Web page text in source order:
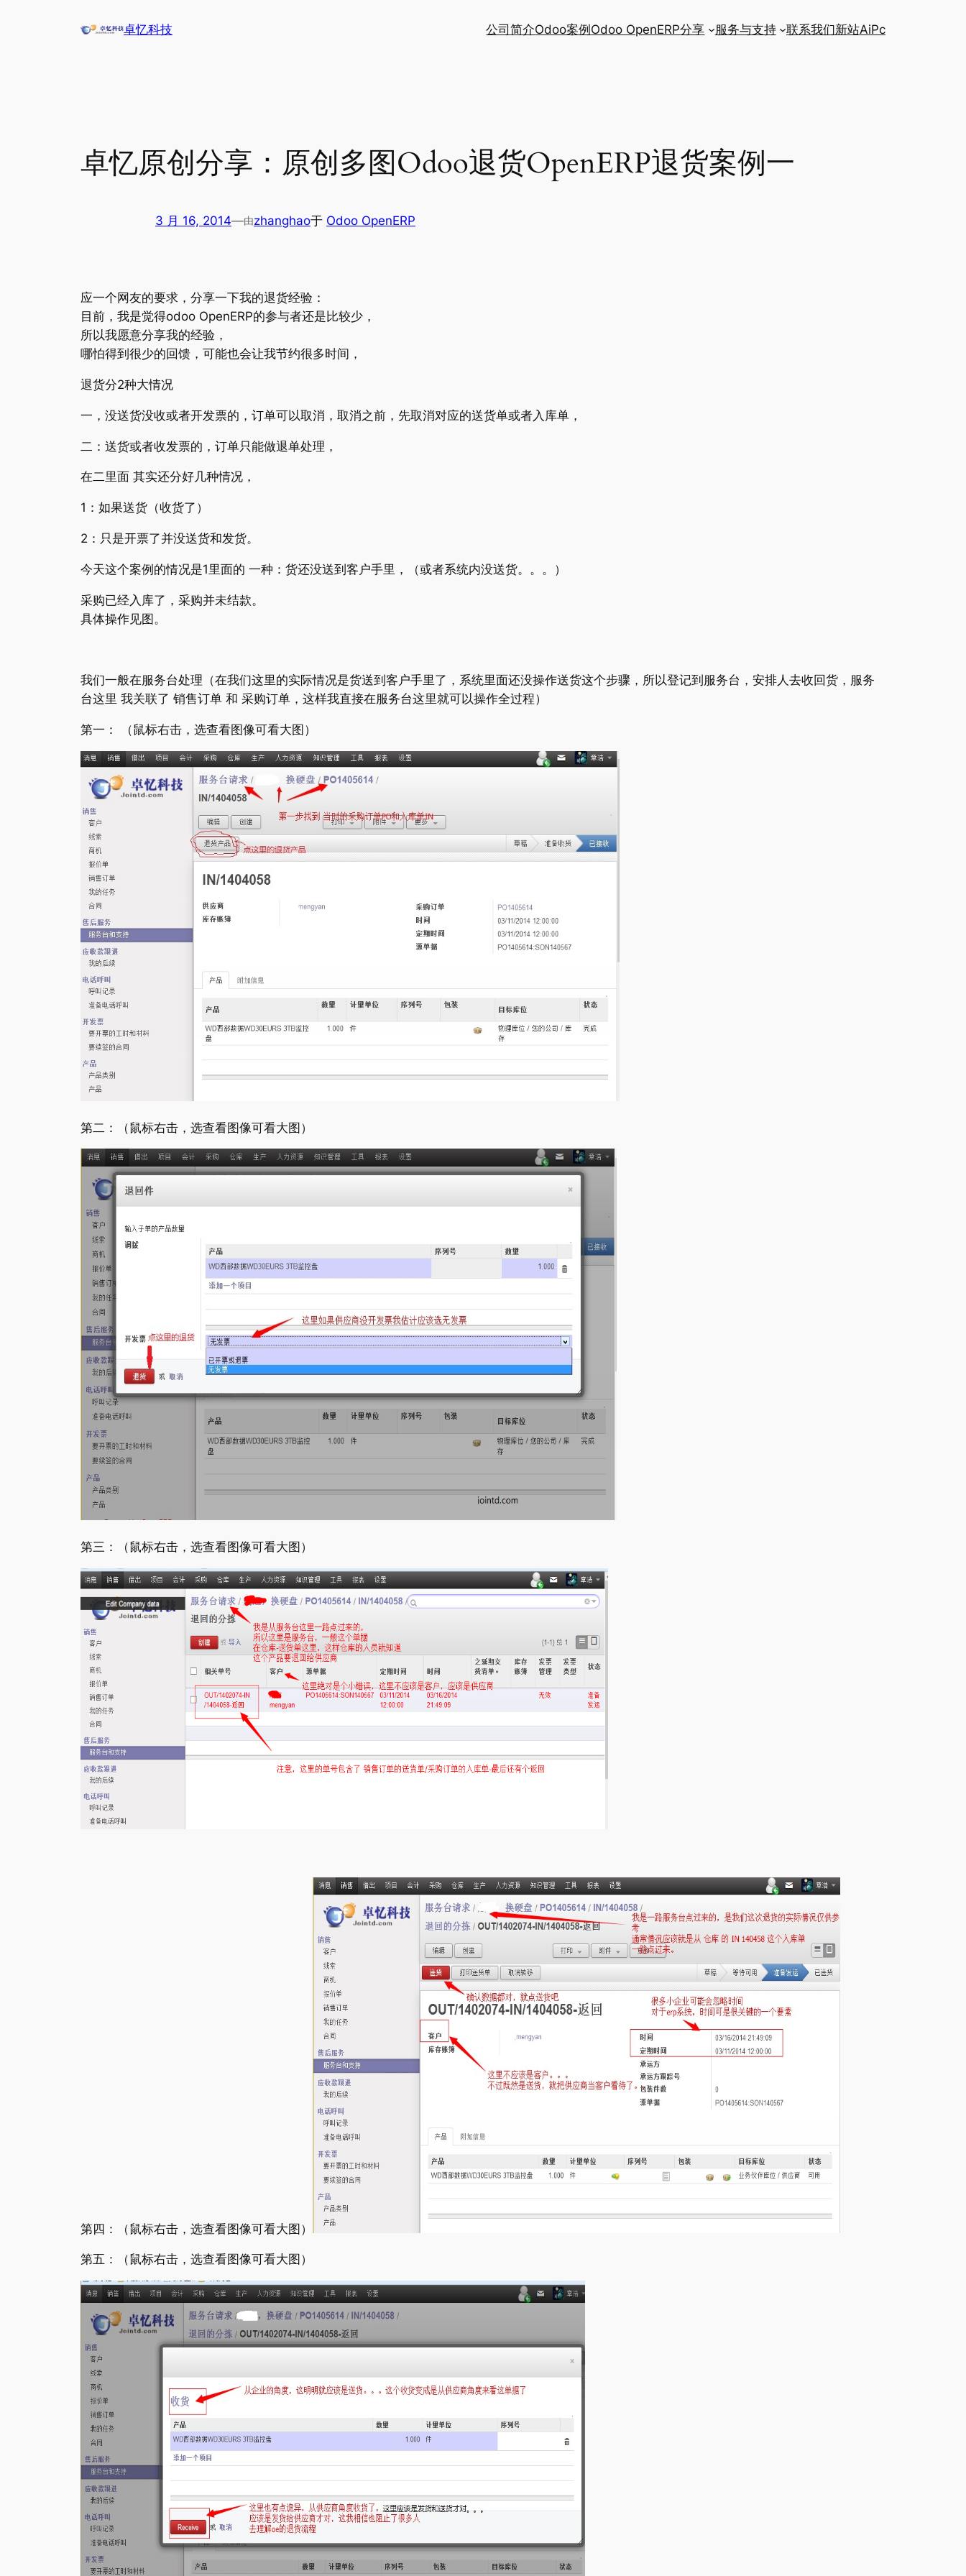
卓忆科技 公司简介Odoo案例 Odoo OpenERP分享 服务与支持 联系我们新站AiPc
卓忆原创分享：原创多图Odoo退货OpenERP退货案例一
3 月 16, 2014—由zhanghao于 Odoo OpenERP
应一个网友的要求，分享一下我的退货经验：
目前，我是觉得odoo OpenERP的参与者还是比较少，
所以我愿意分享我的经验，
哪怕得到很少的回馈，可能也会让我节约很多时间，
退货分2种大情况
一，没送货没收或者开发票的，订单可以取消，取消之前，先取消对应的送货单或者入库单，
二：送货或者收发票的，订单只能做退单处理，
在二里面 其实还分好几种情况，
1：如果送货（收货了）
2：只是开票了并没送货和发货。
今天这个案例的情况是1里面的 一种：货还没送到客户手里，（或者系统内没送货。。。）
采购已经入库了，采购并未结款。
具体操作见图。
我们一般在服务台处理（在我们这里的实际情况是货送到客户手里了，系统里面还没操作送货这个步骤，所以登记到服务台，安排人去收回货，服务
台这里 我关联了 销售订单 和 采购订单，这样我直接在服务台这里就可以操作全过程）
第一： （鼠标右击，选查看图像可看大图）
第二：（鼠标右击，选查看图像可看大图）
第三：（鼠标右击，选查看图像可看大图）
第四：（鼠标右击，选查看图像可看大图）
第五：（鼠标右击，选查看图像可看大图）